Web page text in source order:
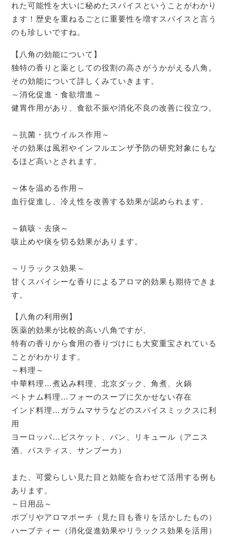
れた可能性を大いに秘めたスパイスということがわかり
ます！歴史を重ねるごとに重要性を増すスパイスと言う
のも珍しいですね。
【八角の効能について】
独特の香りと薬としての役割の高さがうかがえる八角。
その効能について詳しくみていきます。
～消化促進・食欲増進～
健胃作用があり、食欲不振や消化不良の改善に役立つ。
～抗菌・抗ウイルス作用～
その効果は風邪やインフルエンザ予防の研究対象にもな
るほど高いとされます。
～体を温める作用～
血行促進し、冷え性を改善する効果が認められます。
～鎮咳・去痰～
咳止めや痰を切る効果があります。
～リラックス効果～
甘くスパイシーな香りによるアロマ的効果も期待できま
す。
【八角の利用例】
医薬的効果が比較的高い八角ですが、
特有の香りから食用の香りづけにも大変重宝されている
ことがわかります。
～料理～
中華料理…煮込み料理、北京ダック、角煮、火鍋
ベトナム料理…フォーのスープに欠かせない存在
インド料理…ガラムマサラなどのスパイスミックスに利
用
ヨーロッパ…ビスケット、パン、リキュール（アニス
酒、パスティス、サンブーカ）
また、可愛らしい見た目と効能を合わせて活用する例も
あります。
～日用品～
ポプリやアロマポーチ（見た目も香りを活かしたもの）
ハーブティー（消化促進効果やリラックス効果を活用）